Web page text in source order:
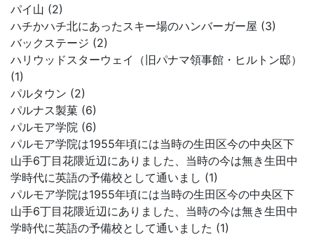
パイ山 (2)
ハチかハチ北にあったスキー場のハンバーガー屋 (3)
バックステージ (2)
ハリウッドスターウェイ（旧パナマ領事館・ヒルトン邸）
(1)
パルタウン (2)
パルナス製菓 (6)
パルモア学院 (6)
パルモア学院は1955年頃には当時の生田区今の中央区下
山手6丁目花隈近辺にありました、当時の今は無き生田中
学時代に英語の予備校として通いまし (1)
パルモア学院は1955年頃には当時の生田区今の中央区下
山手6丁目花隈近辺にありました、当時の今は無き生田中
学時代に英語の予備校として通いました (1)